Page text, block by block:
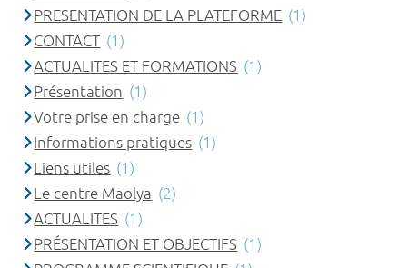
PRESENTATION DE LA PLATEFORME (1)
CONTACT (1)
ACTUALITES ET FORMATIONS (1)
Présentation (1)
Votre prise en charge (1)
Informations pratiques (1)
Liens utiles (1)
Le centre Maolya (2)
ACTUALITES (1)
PRÉSENTATION ET OBJECTIFS (1)